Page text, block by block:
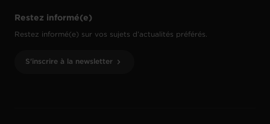
Restez informé(e)
Restez informé(e) sur vos sujets d’actualités préférés.
S'inscrire à la newsletter